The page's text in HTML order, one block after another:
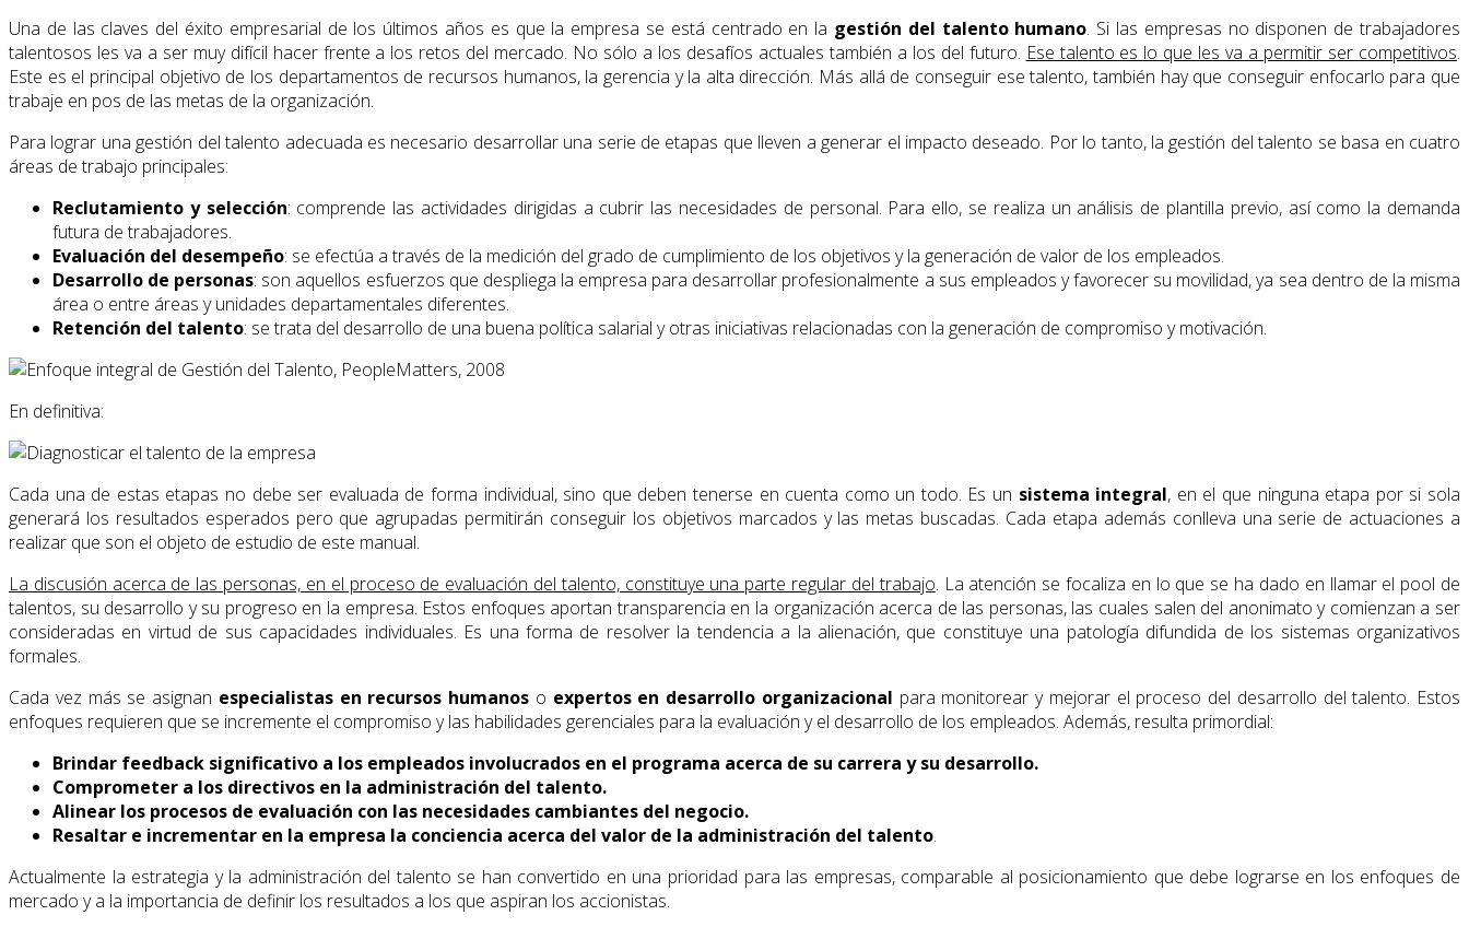
Una de las claves del éxito empresarial de los últimos años es que la empresa se está centrado en la gestión del talento humano. Si las empresas no disponen de trabajadores
talentosos les va a ser muy difícil hacer frente a los retos del mercado. No sólo a los desafíos actuales también a los del futuro. Ese talento es lo que les va a permitir ser competitivos.
Este es el principal objetivo de los departamentos de recursos humanos, la gerencia y la alta dirección. Más allá de conseguir ese talento, también hay que conseguir enfocarlo para que
trabaje en pos de las metas de la organización.
Para lograr una gestión del talento adecuada es necesario desarrollar una serie de etapas que lleven a generar el impacto deseado. Por lo tanto, la gestión del talento se basa en cuatro
áreas de trabajo principales:
Reclutamiento y selección: comprende las actividades dirigidas a cubrir las necesidades de personal. Para ello, se realiza un análisis de plantilla previo, así como la demanda
futura de trabajadores.
Evaluación del desempeño: se efectúa a través de la medición del grado de cumplimiento de los objetivos y la generación de valor de los empleados.
Desarrollo de personas: son aquellos esfuerzos que despliega la empresa para desarrollar profesionalmente a sus empleados y favorecer su movilidad, ya sea dentro de la misma
área o entre áreas y unidades departamentales diferentes.
Retención del talento: se trata del desarrollo de una buena política salarial y otras iniciativas relacionadas con la generación de compromiso y motivación.
En definitiva:
Cada una de estas etapas no debe ser evaluada de forma individual, sino que deben tenerse en cuenta como un todo. Es un sistema integral, en el que ninguna etapa por si sola
generará los resultados esperados pero que agrupadas permitirán conseguir los objetivos marcados y las metas buscadas. Cada etapa además conlleva una serie de actuaciones a
realizar que son el objeto de estudio de este manual.
La discusión acerca de las personas, en el proceso de evaluación del talento, constituye una parte regular del trabajo. La atención se focaliza en lo que se ha dado en llamar el pool de
talentos, su desarrollo y su progreso en la empresa. Estos enfoques aportan transparencia en la organización acerca de las personas, las cuales salen del anonimato y comienzan a ser
consideradas en virtud de sus capacidades individuales. Es una forma de resolver la tendencia a la alienación, que constituye una patología difundida de los sistemas organizativos
formales.
Cada vez más se asignan especialistas en recursos humanos o expertos en desarrollo organizacional para monitorear y mejorar el proceso del desarrollo del talento. Estos
enfoques requieren que se incremente el compromiso y las habilidades gerenciales para la evaluación y el desarrollo de los empleados. Además, resulta primordial:
Brindar feedback significativo a los empleados involucrados en el programa acerca de su carrera y su desarrollo.
Comprometer a los directivos en la administración del talento.
Alinear los procesos de evaluación con las necesidades cambiantes del negocio.
Resaltar e incrementar en la empresa la conciencia acerca del valor de la administración del talento.
Actualmente la estrategia y la administración del talento se han convertido en una prioridad para las empresas, comparable al posicionamiento que debe lograrse en los enfoques de
mercado y a la importancia de definir los resultados a los que aspiran los accionistas.